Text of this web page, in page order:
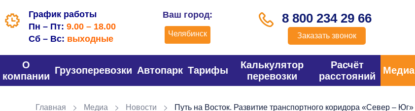
График работы
Пн – Пт: 9.00 – 18.00
Сб – Вс: выходные
Ваш город:
Челябинск
8 800 234 29 66
Заказать звонок
О
компании
Грузоперевозки Автопарк Тарифы
Калькулятор
перевозки
Расчёт
расстояний
Медиа
Главная Медиа Новости Путь на Восток. Развитие транспортного коридора «Север – Юг»